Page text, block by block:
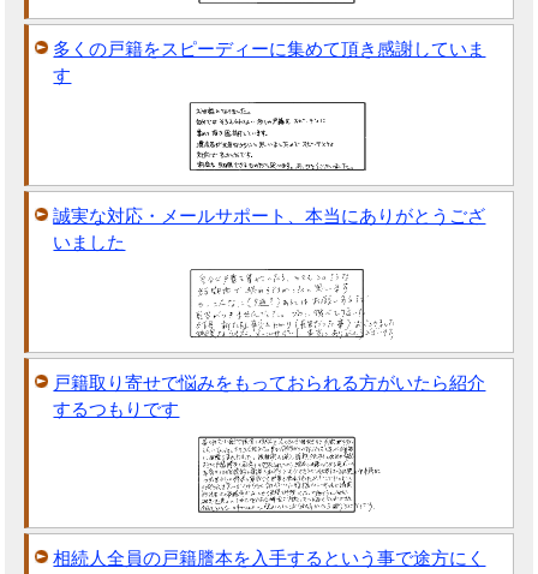
多くの戸籍をスピーディーに集めて頂き感謝していま
す
誠実な対応・メールサポート、本当にありがとうござ
いました
戸籍取り寄せで悩みをもっておられる方がいたら紹介
するつもりです
相続人全員の戸籍謄本を入手するという事で途方にく